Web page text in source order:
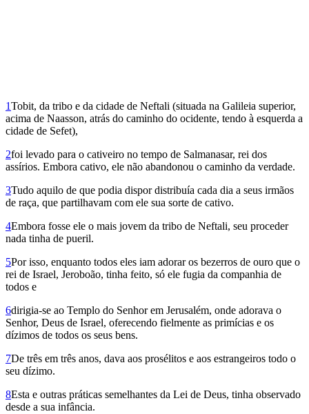
1Tobit, da tribo e da cidade de Neftali (situada na Galileia superior,
acima de Naasson, atrás do caminho do ocidente, tendo à esquerda a
cidade de Sefet),
2foi levado para o cativeiro no tempo de Salmanasar, rei dos
assírios. Embora cativo, ele não abandonou o caminho da verdade.
3Tudo aquilo de que podia dispor distribuía cada dia a seus irmãos
de raça, que partilhavam com ele sua sorte de cativo.
4Embora fosse ele o mais jovem da tribo de Neftali, seu proceder
nada tinha de pueril.
5Por isso, enquanto todos eles iam adorar os bezerros de ouro que o
rei de Israel, Je­roboão, tinha feito, só ele fugia da companhia de
todos e
6dirigia-se ao Templo do Senhor em Jerusalém, onde adorava o
Senhor, Deus de Israel, oferecendo fielmente as primícias e os
dízimos de todos os seus bens.
7De três em três anos, dava aos prosélitos e aos estrangeiros todo o
seu dízimo.
8Esta e outras práticas semelhantes da Lei de Deus, tinha observado
desde a sua infância.